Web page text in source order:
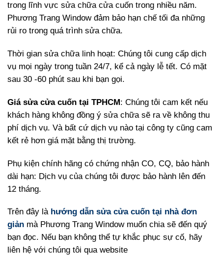
trong lĩnh vực sửa chữa cửa cuốn trong nhiều năm.
Phương Trang Window đảm bảo hạn chế tối đa những
rủi ro trong quá trình sửa chữa.
Thời gian sửa chữa linh hoạt: Chúng tôi cung cấp dịch
vụ mọi ngày trong tuần 24/7, kể cả ngày lễ tết. Có mặt
sau 30 -60 phút sau khi bạn gọi.
Giá sửa cửa cuốn tại TPHCM: Chúng tôi cam kết nếu
khách hàng không đồng ý sửa chữa sẽ ra về không thu
phí dịch vụ. Và bất cứ dịch vụ nào tại công ty cũng cam
kết rẻ hơn giá mặt bằng thị trường.
Phụ kiện chính hãng có chứng nhận CO, CQ, bảo hành
dài hạn: Dịch vụ của chúng tôi được bảo hành lên đến
12 tháng.
Trên đây là hướng dẫn sửa cửa cuốn tại nhà đơn
giản mà Phương Trang Window muốn chia sẽ đến quý
bạn đọc. Nếu bạn không thể tự khắc phục sự cố, hãy
liên hệ với chúng tôi qua website